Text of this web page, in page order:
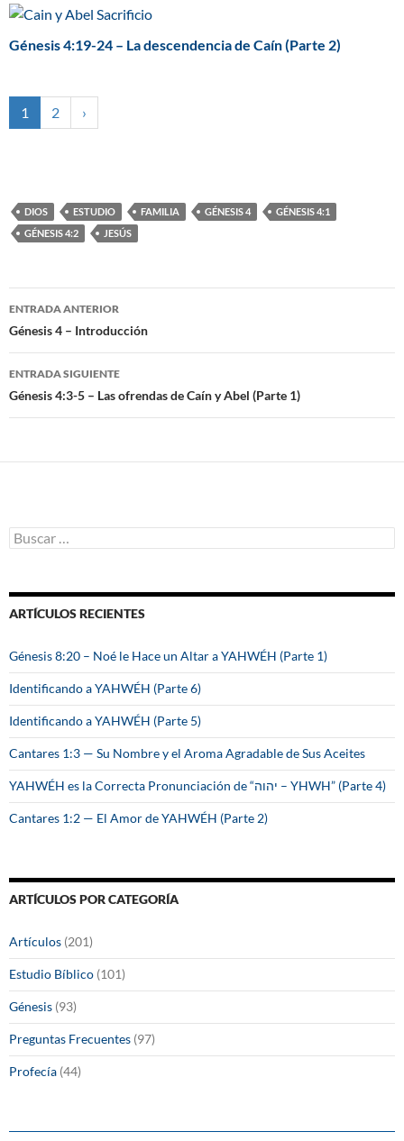
Génesis 4:19-24 – La descendencia de Caín (Parte 2)
1 2 ›
DIOS ESTUDIO FAMILIA GÉNESIS 4
GÉNESIS 4:1
GÉNESIS 4:2
JESÚS
Navegación
de
entradas
ENTRADA ANTERIOR
Génesis 4 – Introducción
ENTRADA SIGUIENTE
Génesis 4:3-5 – Las ofrendas de Caín y Abel (Parte 1)
B
u
a
r
ARTÍCULOS RECIENTES
Génesis 8:20 – Noé le Hace un Altar a YAHWÉH (Parte 1)
Identificando a YAHWÉH (Parte 6)
Identificando a YAHWÉH (Parte 5)
Cantares 1:3 — Su Nombre y el Aroma Agradable de Sus Aceites
YAHWÉH es la Correcta Pronunciación de “יהוה – YHWH” (Parte 4)
Cantares 1:2 — El Amor de YAHWÉH (Parte 2)
ARTÍCULOS POR CATEGORÍA
Artículos (201)
Estudio Bíblico (101)
Génesis (93)
Preguntas Frecuentes (97)
Profecía (44)